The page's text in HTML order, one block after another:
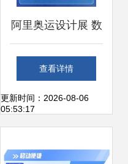
阿里奥运设计展 数
字科技下的中国式
浪漫
查看详情
更新时间：2026-08-06
05:53:17